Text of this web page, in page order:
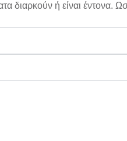
διαρκούν ή είναι έντονα.